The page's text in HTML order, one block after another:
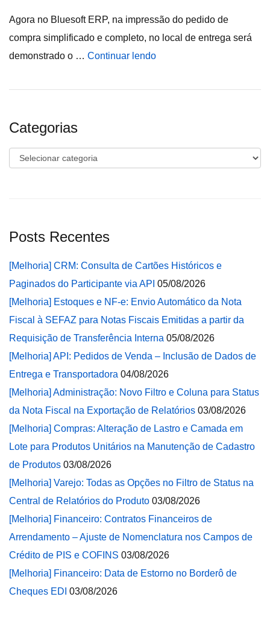
Agora no Bluesoft ERP, na impressão do pedido de
compra simplificado e completo, no local de entrega será
demonstrado o … Continuar lendo
Categorias
Categorias
Posts Recentes
[Melhoria] CRM: Consulta de Cartões Históricos e
Paginados do Participante via API 05/08/2026
[Melhoria] Estoques e NF-e: Envio Automático da Nota
Fiscal à SEFAZ para Notas Fiscais Emitidas a partir da
Requisição de Transferência Interna 05/08/2026
[Melhoria] API: Pedidos de Venda – Inclusão de Dados de
Entrega e Transportadora 04/08/2026
[Melhoria] Administração: Novo Filtro e Coluna para Status
da Nota Fiscal na Exportação de Relatórios 03/08/2026
[Melhoria] Compras: Alteração de Lastro e Camada em
Lote para Produtos Unitários na Manutenção de Cadastro
de Produtos 03/08/2026
[Melhoria] Varejo: Todas as Opções no Filtro de Status na
Central de Relatórios do Produto 03/08/2026
[Melhoria] Financeiro: Contratos Financeiros de
Arrendamento – Ajuste de Nomenclatura nos Campos de
Crédito de PIS e COFINS 03/08/2026
[Melhoria] Financeiro: Data de Estorno no Borderô de
Cheques EDI 03/08/2026